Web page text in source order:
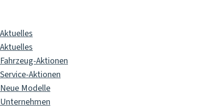
Aktuelles
Aktuelles
Fahrzeug-Aktionen
Service-Aktionen
Neue Modelle
Unternehmen